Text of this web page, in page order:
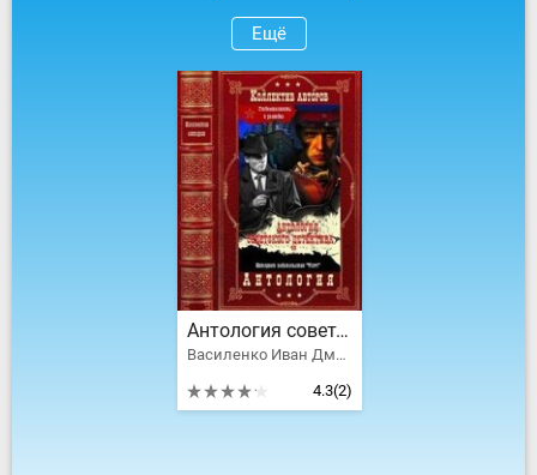
Ещё
Антология советского детектива 48. Компиляция. Книги 1-12
Василенко Иван Дмитриевич, Гребенюк Михаил, Габуния Евгений Дзукуевич, Винокуров Валерий, Божаткин Михаил, Арестова Любовь Львовна, Азад Авликулов, Борис Боксер, Вильям Вальдман, Анатолий Бабиков
4.3(2)